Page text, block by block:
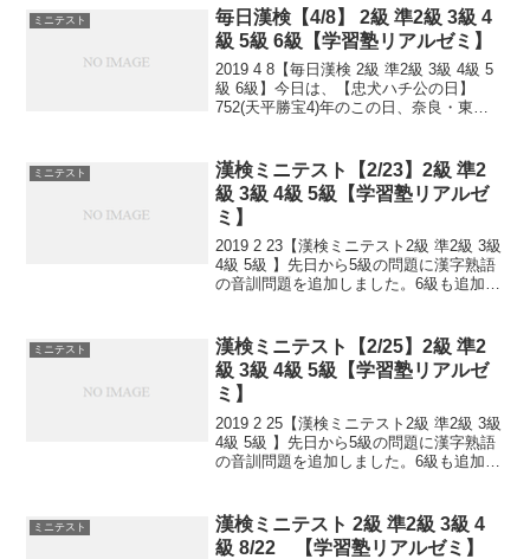
めのテストです。目指せ 合格！！2級問
題 2級答準2級...
ミニテスト
毎日漢検【4/8】 2級 準2級 3級 4
級 5級 6級【学習塾リアルゼミ】
2019 4 8【毎日漢検 2級 準2級 3級 4級 5
級 6級】今日は、【忠犬ハチ公の日】
752(天平勝宝4)年のこの日、奈良・東大
定。1936年から、この日に慰霊祭が...
ミニテスト
漢検ミニテスト【2/23】2級 準2
級 3級 4級 5級【学習塾リアルゼ
ミ】
2019 2 23【漢検ミニテスト2級 準2級 3級
4級 5級 】先日から5級の問題に漢字熟語
の音訓問題を追加しました。6級も追加し
歩から。 日々是精進、継続は力...
ミニテスト
漢検ミニテスト【2/25】2級 準2
級 3級 4級 5級【学習塾リアルゼ
ミ】
2019 2 25【漢検ミニテスト2級 準2級 3級
4級 5級 】先日から5級の問題に漢字熟語
の音訓問題を追加しました。6級も追加し
歩から。 日々是精進、継続は力...
ミニテスト
漢検ミニテスト 2級 準2級 3級 4
級 8/22 【学習塾リアルゼミ】